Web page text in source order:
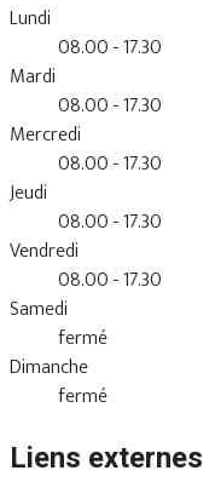
Lundi
08.00 - 17.30
Mardi
08.00 - 17.30
Mercredi
08.00 - 17.30
Jeudi
08.00 - 17.30
Vendredi
08.00 - 17.30
Samedi
fermé
Dimanche
fermé
Liens externes